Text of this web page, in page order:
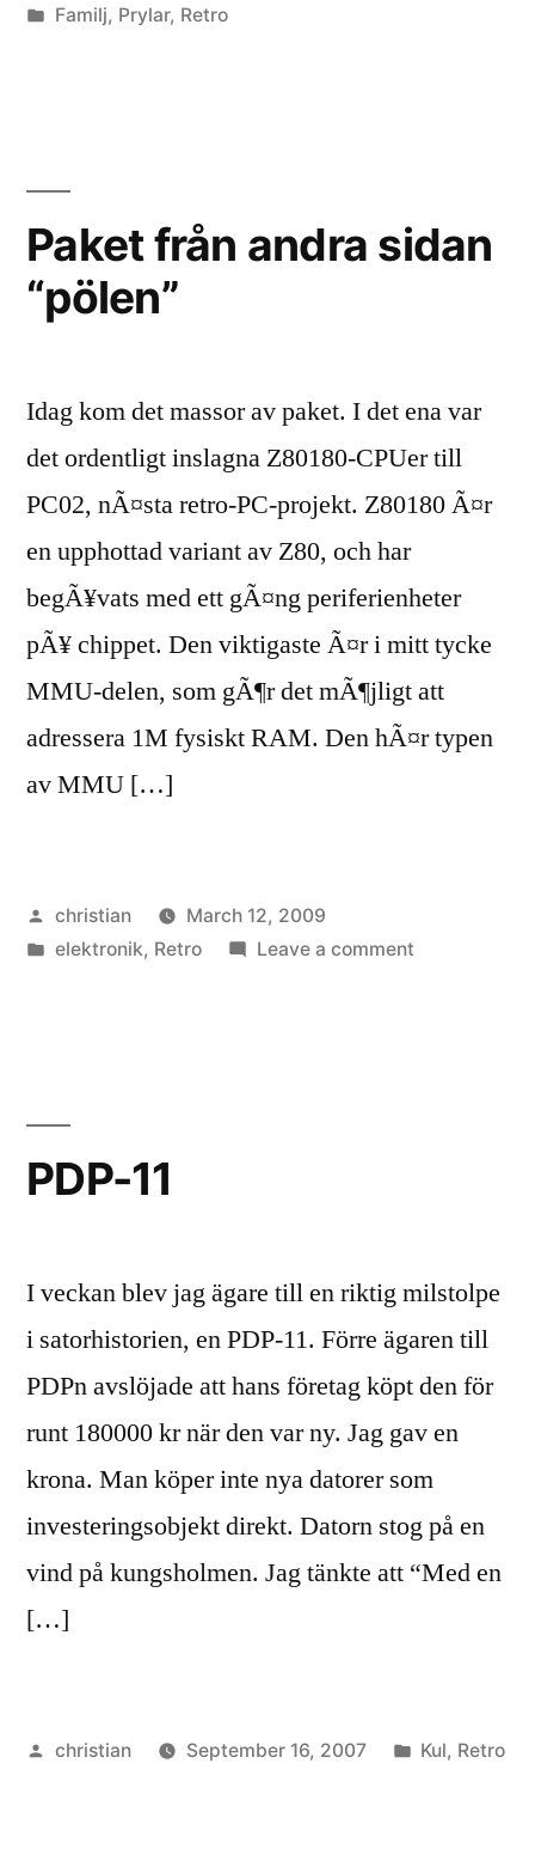
by
Posted
Familj, Prylar, Retro
Paket från andra sidan
“pölen”
Idag kom det massor av paket. I det ena var
det ordentligt inslagna Z80180-CPUer till
PC02, nÃ¤sta retro-PC-projekt. Z80180 Ã¤r
en upphottad variant av Z80, och har
begÃ¥vats med ett gÃ¤ng periferienheter
pÃ¥ chippet. Den viktigaste Ã¤r i mitt tycke
MMU-delen, som gÃ¶r det mÃ¶jligt att
adressera 1M fysiskt RAM. Den hÃ¤r typen
av MMU […]
Posted
by
christian
March 12, 2009
Posted
elektronik, Retro Leave a commenton
PDP-11
I veckan blev jag ägare till en riktig milstolpe
i satorhistorien, en PDP-11. Förre ägaren till
PDPn avslöjade att hans företag köpt den för
runt 180000 kr när den var ny. Jag gav en
krona. Man köper inte nya datorer som
investeringsobjekt direkt. Datorn stog på en
vind på kungsholmen. Jag tänkte att “Med en
[…]
Posted
christian September 16, 2007
Posted
Kul, Retro